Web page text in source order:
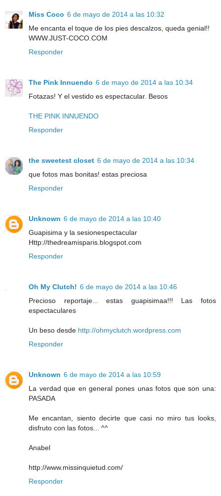
Miss Coco 6 de mayo de 2014 a las 10:32
Me encanta el toque de los pies descalzos, queda genial!!
WWW.JUST-COCO.COM
Responder
The Pink Innuendo 6 de mayo de 2014 a las 10:34
Fotazas! Y el vestido es espectacular. Besos
THE PINK INNUENDO
Responder
the sweetest closet 6 de mayo de 2014 a las 10:34
que fotos mas bonitas! estas preciosa
Responder
Unknown 6 de mayo de 2014 a las 10:40
Guapisima y la sesionespectacular
Http://thedreamisparis.blogspot.com
Responder
Oh My Clutch! 6 de mayo de 2014 a las 10:46
Precioso reportaje... estas guapisimaa!!! Las fotos
espectaculares
Un beso desde http://ohmyclutch.wordpress.com
Responder
Unknown 6 de mayo de 2014 a las 10:59
La verdad que en general pones unas fotos que son una:
PASADA
Me encantan, siento decirte que casi no miro tus looks,
disfruto con las fotos... ^^
Anabel
http://www.missinquietud.com/
Responder